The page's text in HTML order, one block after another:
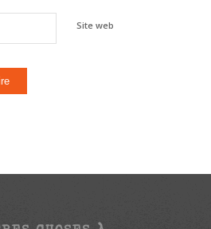
Site web